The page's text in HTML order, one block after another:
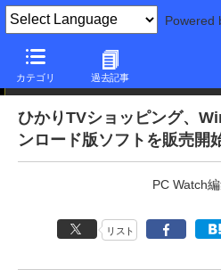
Powered
カテゴリ 過去記事
特売! Sponsored by ひかりTV
ひかりTVショッピング、
ンロード版ソフトを販売開
PC Watch
リスト